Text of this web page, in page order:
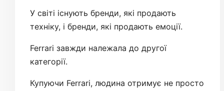
У світі існують бренди, які продають
техніку, і бренди, які продають емоції.
Ferrari завжди належала до другої
категорії.
Купуючи Ferrari, людина отримує не просто